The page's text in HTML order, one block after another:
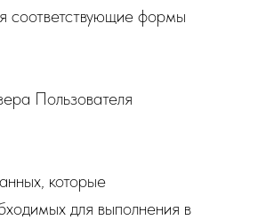
соответствующие формы
Пользователя
которые
для выполнения в